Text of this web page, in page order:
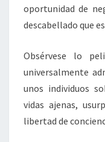
oportunidad de
descabellado que
Obsérvese lo
universalmente
unos individuos
vidas ajenas,
libertad de